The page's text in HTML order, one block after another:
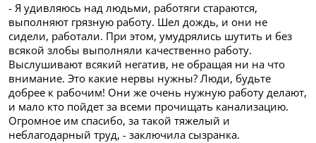
- Я удивляюсь над людьми, работяги стараются,
выполняют грязную работу. Шел дождь, и они не
сидели, работали. При этом, умудрялись шутить и без
всякой злобы выполняли качественно работу.
Выслушивают всякий негатив, не обращая ни на что
внимание. Это какие нервы нужны? Люди, будьте
добрее к рабочим! Они же очень нужную работу делают,
и мало кто пойдет за всеми прочищать канализацию.
Огромное им спасибо, за такой тяжелый и
неблагодарный труд, - заключила сызранка.